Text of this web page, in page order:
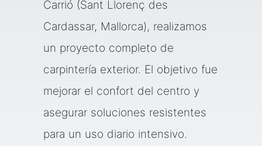
Carrió (Sant Llorenç des
Cardassar, Mallorca), realizamos
un proyecto completo de
carpintería exterior. El objetivo fue
mejorar el confort del centro y
asegurar soluciones resistentes
para un uso diario intensivo.